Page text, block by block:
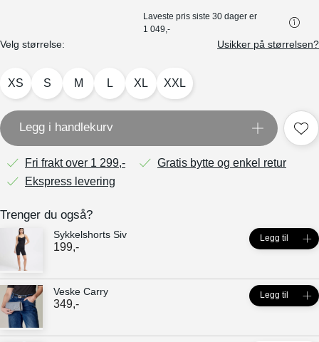
Laveste pris siste 30 dager er
1 049,-
Velg størrelse: Usikker på størrelsen?
XS S M L XL XXL
Legg i handlekurv
Fri frakt over 1 299,-
Gratis bytte og enkel retur
Ekspress levering
Trenger du også?
Sykkelshorts Siv
199,-
Legg til
Veske Carry
349,-
Legg til